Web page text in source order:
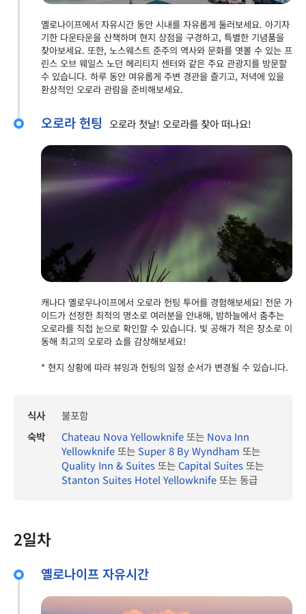
옐로나이프에서 자유시간 동안 시내를 자유롭게 둘러보세요. 아기자
기한 다운타운을 산책하며 현지 상점을 구경하고, 특별한 기념품을
찾아보세요. 또한, 노스웨스트 준주의 역사와 문화를 엿볼 수 있는 프
린스 오브 웨일스 노던 헤리티지 센터와 같은 주요 관광지를 방문할
수 있습니다. 하루 동안 여유롭게 주변 경관을 즐기고, 저녁에 있을
환상적인 오로라 관람을 준비해보세요.
오로라 헌팅 오로라 첫날! 오로라를 찾아 떠나요!
캐나다 옐로우나이프에서 오로라 헌팅 투어를 경험해보세요! 전문 가
이드가 선정한 최적의 명소로 여러분을 안내해, 밤하늘에서 춤추는
오로라를 직접 눈으로 확인할 수 있습니다. 빛 공해가 적은 장소로 이
동해 최고의 오로라 쇼를 감상해보세요!
* 현지 상황에 따라 뷰잉과 헌팅의 일정 순서가 변경될 수 있습니다.
식사
불포함
숙박
Chateau Nova Yellowknife또는 Nova Inn
Yellowknife또는 Super 8 By Wyndham 또는
Quality Inn & Suites또는Capital Suites또는
Stanton Suites Hotel Yellowknife또는 동급
2일차
옐로나이프 자유시간